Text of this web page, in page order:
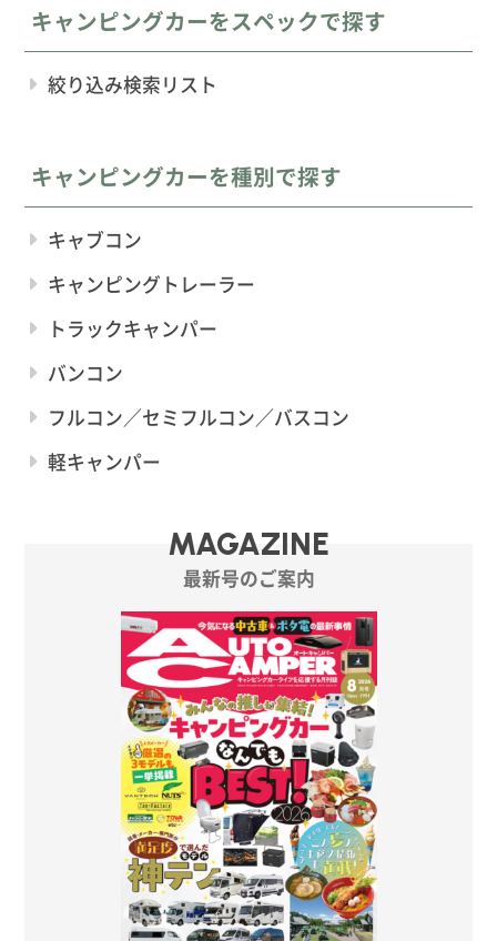
キャンピングカーをスペックで探す
絞り込み検索リスト
キャンピングカーを種別で探す
キャブコン
キャンピングトレーラー
トラックキャンパー
バンコン
フルコン／セミフルコン／バスコン
軽キャンパー
MAGAZINE
最新号のご案内